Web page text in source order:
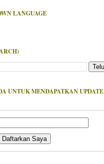
LANGUAGE
UNTUK MENDAPATKAN UPDATE